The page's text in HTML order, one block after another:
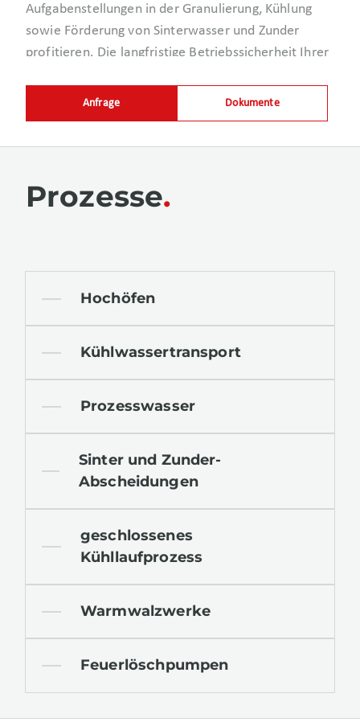
Aufgabenstellungen in der Granulierung, Kühlung
sowie Förderung von Sinterwasser und Zunder
profitieren. Die langfristige Betriebssicherheit Ihrer
Beratung.Anfrage Dokumente
Prozesse
Hochöfen
Kühlwassertransport
Prozesswasser
Sinter und Zunder-
Abscheidungen
geschlossenes
Kühllaufprozess
Warmwalzwerke
Feuerlöschpumpen